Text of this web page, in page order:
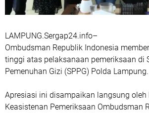
LAMPUNG.Sergap24.info–
Ombudsman Republik Indonesia
tinggi atas pelaksanaan pemeriksaan di
Pemenuhan Gizi (SPPG) Polda Lampung.
Apresiasi ini disampaikan langsung oleh
Keasistenan Pemeriksaan Ombudsman